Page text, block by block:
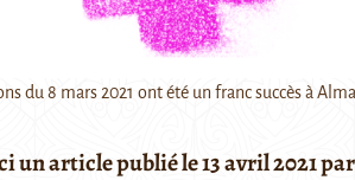
du 8 mars 2021 ont été un franc succès à
article publié le 13 avril 2021 par